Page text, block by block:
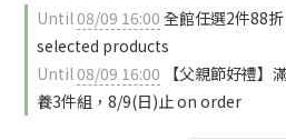
Until08/09 16:00 全館任選2件88
selected products
Until08/09 16:00 【父親節好禮】
養3件組，8/9(日)止 on order